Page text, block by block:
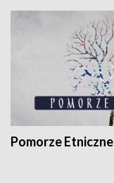
Pomorze Etniczne